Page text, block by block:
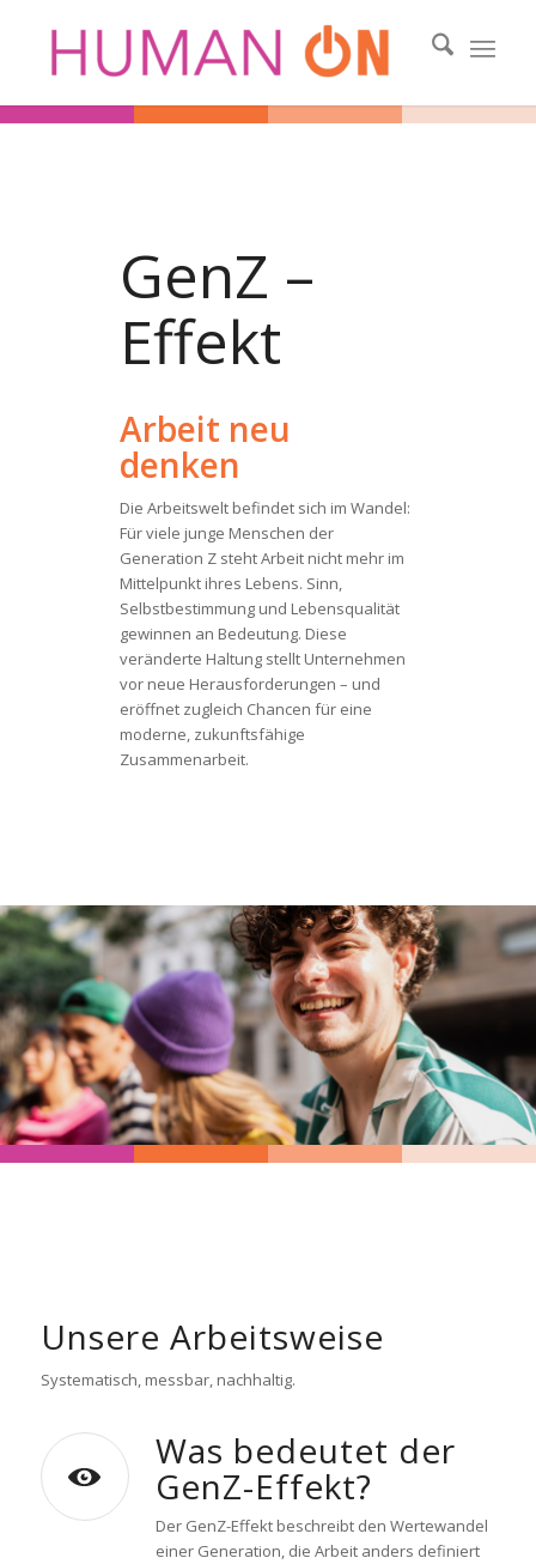
GenZ –
Effekt
Arbeit neu
denken
Die Arbeitswelt befindet sich im Wandel:
Für viele junge Menschen der
Generation Z steht Arbeit nicht mehr im
Mittelpunkt ihres Lebens. Sinn,
Selbstbestimmung und Lebensqualität
gewinnen an Bedeutung. Diese
veränderte Haltung stellt Unternehmen
vor neue Herausforderungen – und
eröffnet zugleich Chancen für eine
moderne, zukunftsfähige
Zusammenarbeit.
Unsere Arbeitsweise
Systematisch, messbar, nachhaltig.
Was bedeutet der
GenZ-Effekt?
Der GenZ-Effekt beschreibt den Wertewandel
einer Generation, die Arbeit anders definiert